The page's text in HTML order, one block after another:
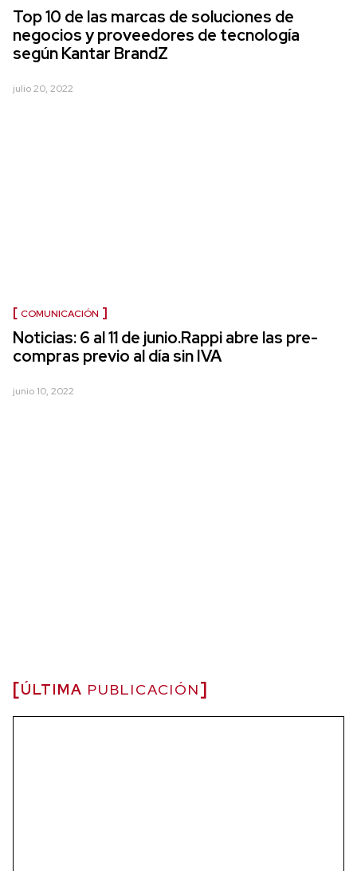
Top 10 de las marcas de soluciones de
negocios y proveedores de tecnología
según Kantar BrandZ
julio 20, 2022
COMUNICACIÓN
Noticias: 6 al 11 de junio.Rappi abre las pre-
compras previo al día sin IVA
junio 10, 2022
ÚLTIMA PUBLICACIÓN